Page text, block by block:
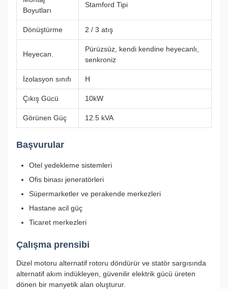
Boyutları
Stamford Tipi
Dönüştürme 2 / 3 atış
Heyecan.
Pürüzsüz, kendi kendine heyecanlı,
senkroniz
İzolasyon sınıfı H
Çıkış Gücü 10kW
Görünen Güç 12.5 kVA
Başvurular
Otel yedekleme sistemleri
Ofis binası jeneratörleri
Süpermarketler ve perakende merkezleri
Hastane acil güç
Ticaret merkezleri
Çalışma prensibi
Dizel motoru alternatif rotoru döndürür ve statör sargısında
alternatif akım indükleyen, güvenilir elektrik gücü üreten
dönen bir manyetik alan oluşturur.